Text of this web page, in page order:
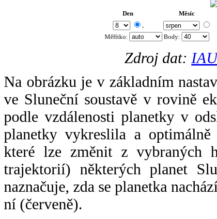
Den Měsíc
.
Měřítko: Body:
Zdroj dat:
Na obrázku je v základním
ve Sluneční soustavě v rovině
podle vzdálenosti planetky v
planetky vykreslila a
které lze změnit z vybraných
trajektorií) některých planet
naznačuje, zda se planetka
ní (červeně).